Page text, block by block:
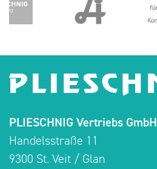
PLIESCHNIG Vertriebs GmbH
Handelsstraße 11
9300 St. Veit / Glan